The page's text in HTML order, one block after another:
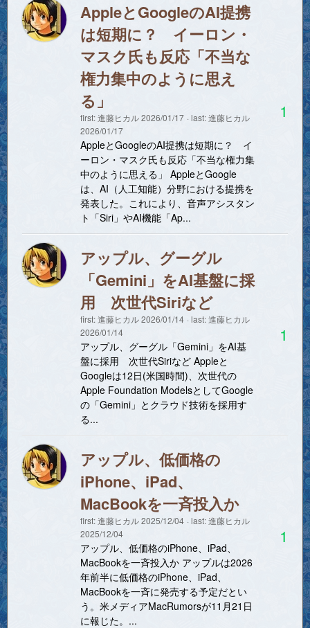
AppleとGoogleのAI提携
は短期に？ イーロン・
マスク氏も反応「不当な
権力集中のように思え
る」
first:進藤ヒカル2026/01/17 last:進藤ヒカル
2026/01/17
AppleとGoogleのAI提携は短期に？ イ
ーロン・マスク氏も反応「不当な権力集
中のように思える」 AppleとGoogle
は、AI（人工知能）分野における提携を
発表した。これにより、音声アシスタン
ト「Siri」やAI機能「Ap...
1
アップル、グーグル
「Gemini」をAI基盤に採
用 次世代Siriなど
first:進藤ヒカル2026/01/14 last:進藤ヒカル
2026/01/14
アップル、グーグル「Gemini」をAI基
盤に採用 次世代Siriなど Appleと
Googleは12日(米国時間)、次世代の
Apple Foundation ModelsとしてGoogle
の「Gemini」とクラウド技術を採用す
る...
1
アップル、低価格の
iPhone、iPad、
MacBookを一斉投入か
first:進藤ヒカル2025/12/04 last:進藤ヒカル
2025/12/04
アップル、低価格のiPhone、iPad、
MacBookを一斉投入か アップルは2026
年前半に低価格のiPhone、iPad、
MacBookを一斉に発売する予定だとい
う。米メディアMacRumorsが11月21日
に報じた。...
1